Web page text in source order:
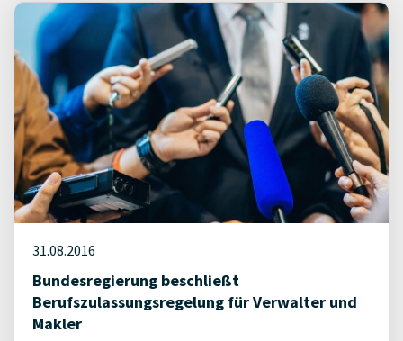
31.08.2016
Bundesregierung beschließt
Berufszulassungsregelung für Verwalter und
Makler